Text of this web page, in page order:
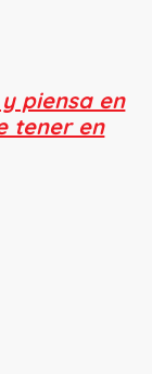
piensa en
tener en